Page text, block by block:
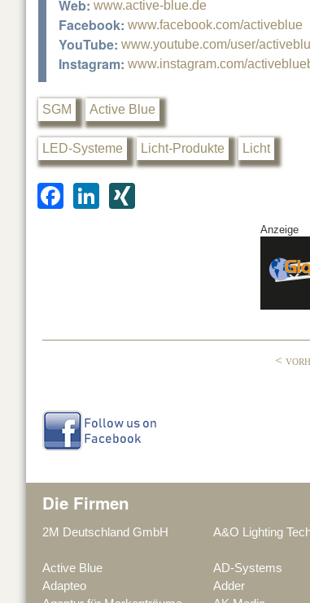
Web: www.active-blue.de
Facebook: www.facebook.com/activeblue
YouTube: www.youtube.com/user/
Instagram: www.instagram.com/
SGM Active Blue
LED-Systeme Licht-Produkte Licht
F
o
Li
Anzeige
<
Die Firmen
2M Deutschland GmbH A&O Lighting
Active Blue
AD-Systems
Adapteo
Adder